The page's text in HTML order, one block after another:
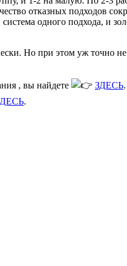
отказных подходов
одного подхода, и
Но при этом уж точно
, вы найдете ЗДЕСЬ
.